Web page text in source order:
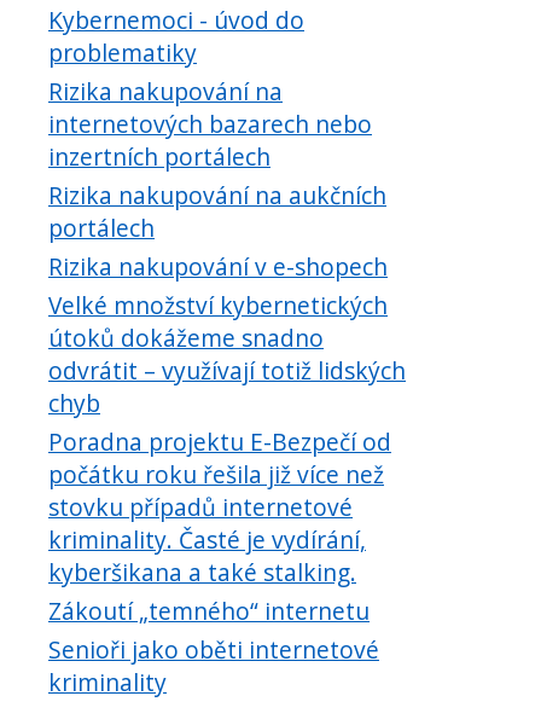
Kybernemoci - úvod do
problematiky
Rizika nakupování na
internetových bazarech nebo
inzertních portálech
Rizika nakupování na aukčních
portálech
Rizika nakupování v e-shopech
Velké množství kybernetických
útoků dokážeme snadno
odvrátit – využívají totiž lidských
chyb
Poradna projektu E-Bezpečí od
počátku roku řešila již více než
stovku případů internetové
kriminality. Časté je vydírání,
kyberšikana a také stalking.
Zákoutí „temného“ internetu
Senioři jako oběti internetové
kriminality